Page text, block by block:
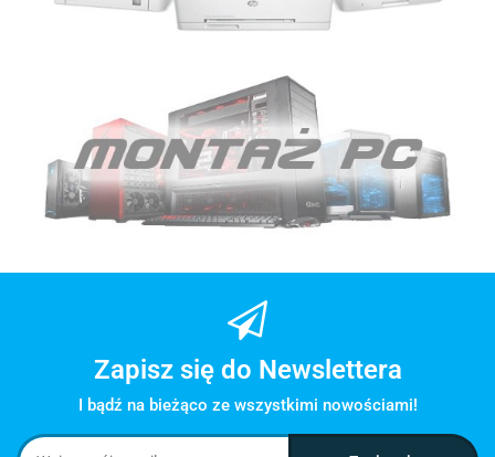
Zapisz się do Newslettera
I bądź na bieżąco ze wszystkimi nowościami!